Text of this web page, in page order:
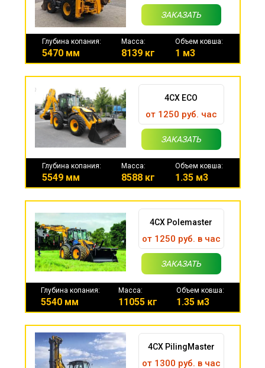
ЗАКАЗАТЬ
Глубина копания:
5470 мм
Масса:
8139 кг
Объем ковша:
1 м3
4CX ECO
от 1250 руб. час
ЗАКАЗАТЬ
Глубина копания:
5549 мм
Масса:
8588 кг
Объем ковша:
1.35 м3
4CX Polemaster
от 1250 руб. в час
ЗАКАЗАТЬ
Глубина копания:
5540 мм
Масса:
11055 кг
Объем ковша:
1.35 м3
4CX PilingMaster
от 1300 руб. в час